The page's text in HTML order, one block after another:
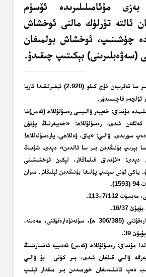
بەزى مۇئامىلىلىرىدە ئۆسۈم
ئالتە تۈرلۈك مالنى ئوخشاش
چۈشىنىپ، ئوخشاش بولمىغان
(سەۋەبلىرىنى) بېكىتىپ چىقىدۇ.
– ھەنەفىيە مەزھىپىدە بىر سا تەقرىبەن ئۈچ كىلو (2.920) ئېغىرلىقىدا ئارپا
ئۆلچەم قاچىسىدۇر.
مۇنداق: خەيبەر ۋالىيسى رەسۇلۇللاھ (ئە.س)غا
ئىدى، رەسۇلۇللاھ: «خەيبەرنىڭ پۈتۈن
سورىدى. ۋالىي: «ياق، ۋەللاھى، يارەسۇلەللاھ!
سا بېرىپ بۇنىڭدىن بىر سا ئالدىن» دېدى. شۇنىڭ
دېدى: «ئۇنداق قىلماڭلار، لېكىن ئوخشىشىنى
ياكى ئۇنى سېتىپ پۇلىغا بۇنىڭدىن ئېلىڭلار. مىزان
7/112-113.
16/37.
– ئەلى ئىبىن ئۆمەر دارەقۇتنى (306/385 ھ)، سۇنەنۇدارەقۇتنى، مەدىنە،
مۇنداق: رەسۇلۇللاھ (ئە.س) ئەدىييە ئەنسارىنىڭ
ۋالىيقىلغان ئىدى، بىر كۈنى بۇۋالىي
دەپ ئاتىلىدىغان خورمىدىن بىر مىقدارئېلىپ